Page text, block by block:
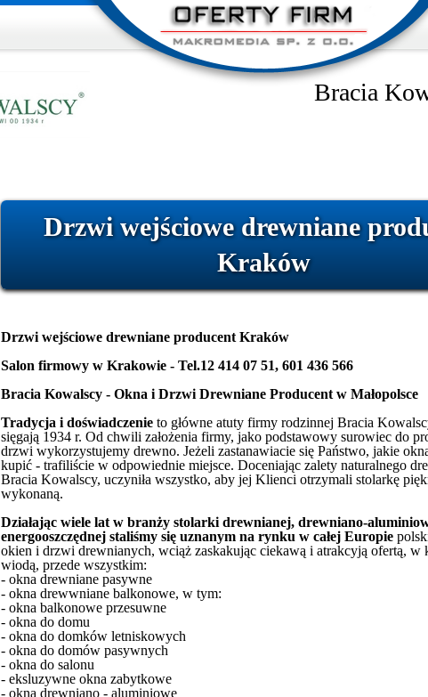
Bracia
Drzwi wejściowe drewniane
Kraków
Drzwi wejściowe drewniane producent Kraków
Salon firmowy w Krakowie - Tel.12 414 07 51, 601 436 566
Bracia Kowalscy - Okna i Drzwi Drewniane Producent w Małopolsce
Tradycja i doświadczenie to główne atuty firmy rodzinnej Bracia
sięgają 1934 r. Od chwili założenia firmy, jako podstawowy surowiec do
drzwi wykorzystujemy drewno. Jeżeli zastanawiacie się Państwo, jakie
kupić - trafiliście w odpowiednie miejsce. Doceniając zalety naturalnego
Bracia Kowalscy, uczyniła wszystko, aby jej Klienci otrzymali stolarkę
wykonaną.
Działając wiele lat w branży stolarki drewnianej, drewniano-
energooszczędnej staliśmy się uznanym na rynku w całej Europie
okien i drzwi drewnianych, wciąż zaskakując ciekawą i atrakcyją ofertą, w
wiodą, przede wszystkim:
- okna drewniane pasywne
- okna drewwniane balkonowe, w tym:
- okna balkonowe przesuwne
- okna do domu
- okna do domków letniskowych
- okna do domów pasywnych
- okna do salonu
- eksluzywne okna zabytkowe
- okna drewniano - aluminiowe